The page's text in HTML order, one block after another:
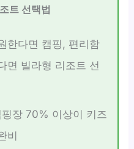
트 선택법
한다면 캠핑, 편리함
면 빌라형 리조트 선
장 70% 이상이 키즈
비